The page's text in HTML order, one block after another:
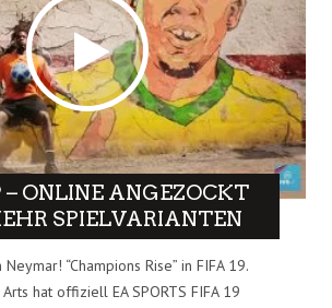
– ONLINE ANGEZOCKT
SPIELVARIANTEN
“Champions Rise” in FIFA 19.
hat offiziell EA SPORTS FIFA 19